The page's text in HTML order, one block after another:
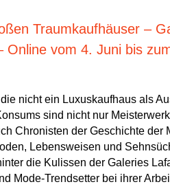
Traumkaufhäuser –
Online vom 4. Juni bis
nicht ein Luxuskaufhaus als
sind nicht nur
Chronisten der Geschichte der
Lebensweisen und
die Kulissen der Galeries
Mode-Trendsetter bei ihrer